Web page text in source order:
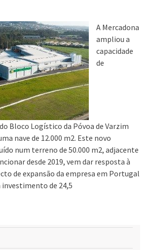
A Mercadona
ampliou a
capacidade
de
Bloco Logístico da Póvoa de Varzim
nave de 12.000 m2. Este novo
num terreno de 50.000 m2, adjacente
desde 2019, vem dar resposta à
de expansão da empresa em Portugal
de 24,5